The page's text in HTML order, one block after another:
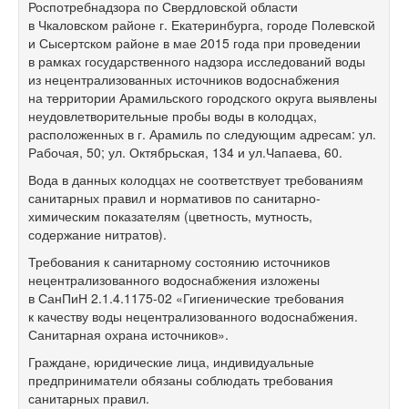
Роспотребнадзора по Свердловской области
в Чкаловском районе г. Екатеринбурга, городе Полевской
и Сысертском районе в мае 2015 года при проведении
в рамках государственного надзора исследований воды
из нецентрализованных источников водоснабжения
на территории Арамильского городского округа выявлены
неудовлетворительные пробы воды в колодцах,
расположенных в г. Арамиль по следующим адресам: ул.
Рабочая, 50; ул. Октябрьская, 134 и ул.Чапаева, 60.
Вода в данных колодцах не соответствует требованиям
санитарных правил и нормативов по санитарно-
химическим показателям (цветность, мутность,
содержание нитратов).
Требования к санитарному состоянию источников
нецентрализованного водоснабжения изложены
в СанПиН 2.1.4.1175-02 «Гигиенические требования
к качеству воды нецентрализованного водоснабжения.
Санитарная охрана источников».
Граждане, юридические лица, индивидуальные
предприниматели обязаны соблюдать требования
санитарных правил.